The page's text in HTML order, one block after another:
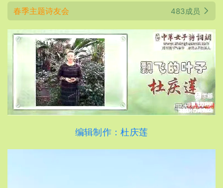
春季主题诗友会 483成员
编辑制作：杜庆莲